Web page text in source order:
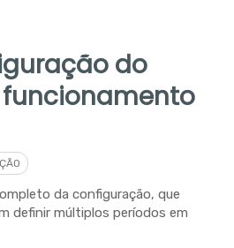
do
da configuração, que
definir múltiplos períodos em